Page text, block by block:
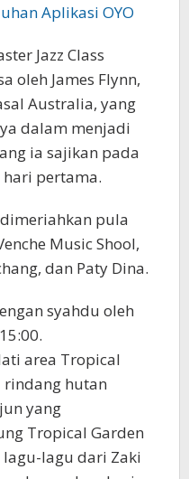
Aplikasi OYO
Jazz Class
oleh James Flynn,
Australia, yang
dalam menjadi
ia sajikan pada
pertama.
pula
Music Shool,
dan Paty Dina.
syahdu oleh
area Tropical
rindang hutan
yang
Tropical Garden
lagu dari Zaki